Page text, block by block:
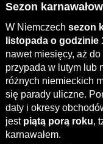
Sezon
W Niemczech sezon
listopada o godzinie
nawet miesięcy, aż
przypada w lutym lub
różnych niemieckich
się parady uliczne.
daty i okresy
jest piątą porą roku,
karnawałem.